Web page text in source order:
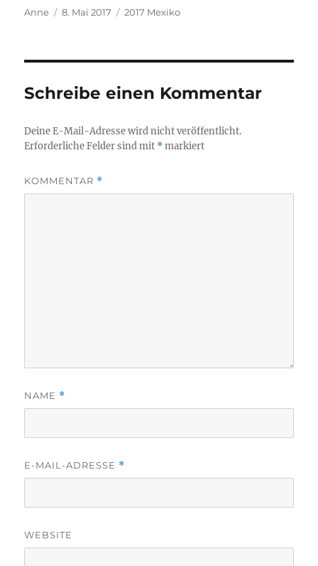
Autor
Anne
Veröffentlicht
8. Mai 2017 Kategorien
2017 Mexiko
Schreibe einen Kommentar
Deine E-Mail-Adresse wird nicht veröffentlicht.
Erforderliche Felder sind mit *markiert
KOMMENTAR *
NAME *
E-MAIL-ADRESSE *
WEBSITE